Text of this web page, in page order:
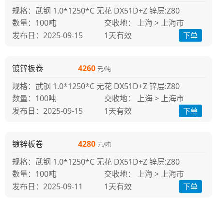
发布日：2025-09-15
规格：武钢 1.0*1250*C 无花 DX51D+Z 锌层:Z80
下单
100吨
交收地： 上海 > 上海市
1天有效
镀锌板卷 4260 元/吨
发布日：2025-09-15
规格：武钢 1.0*1250*C 无花 DX51D+Z 锌层:Z80
下单
100吨
交收地： 上海 > 上海市
1天有效
镀锌板卷 4280 元/吨
发布日：2025-09-11
规格：武钢 1.0*1250*C 无花 DX51D+Z 锌层:Z80
下单
100吨
交收地： 上海 > 上海市
1天有效